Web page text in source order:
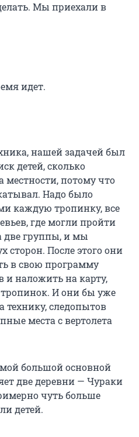
Мы приехали в
идет.
нашей задачей был
детей, сколько
местности, потому что
Надо было
каждую тропинку, все
где могли пройти
две группы, и мы
сторон. После этого они
в свою программу
наложить на карту,
И они бы уже
технику, следопытов
места с вертолета
большой основной
две деревни — Чураки
чуть больше
детей.